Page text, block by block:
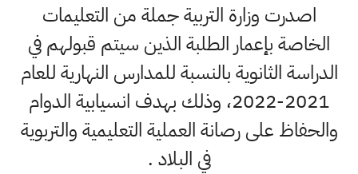
اصدرت وزارة التربية جملة من التعليمات
الخاصة بإعمار الطلبة الذين سيتم قبولهم في
الدراسة الثانوية بالنسبة للمدارس النهارية للعام
2021-2022، وذلك بهدف انسيابية الدوام
والحفاظ على رصانة العملية التعليمية والتربوية
في البلاد .